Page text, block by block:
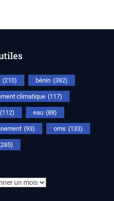
(210) bénin (382)
climatique (117)
(112) eau (88)
(93) oms (133)